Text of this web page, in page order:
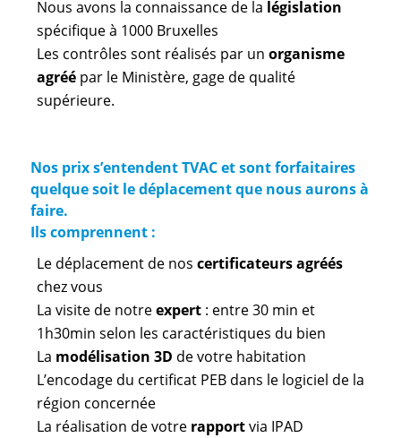
Nous avons la connaissance de la législation
spécifique à 1000 Bruxelles
Les contrôles sont réalisés par un organisme
agréépar le Ministère, gage de qualité
supérieure.
Nos prix s’entendent TVAC et sont forfaitaires
quelque soit le déplacement que nous aurons à
faire.
Ils comprennent :
Le déplacement de nos certificateurs agréés
chez vous
La visite de notreexpert : entre 30 min et
1h30min selon les caractéristiques du bien
La modélisation 3D de votre habitation
L’encodage du certificat PEB dans le logiciel de la
région concernée
La réalisation de votre rapportvia IPAD